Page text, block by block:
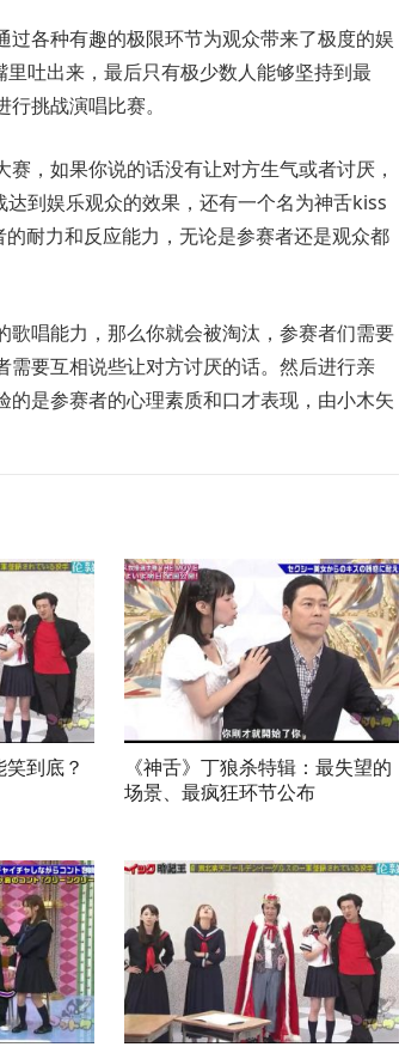
各种有趣的极限环节为观众带来了极度的娱
吐出来，最后只有极少数人能够坚持到最
挑战演唱比赛。
，如果你说的话没有让对方生气或者讨厌，
到娱乐观众的效果，还有一个名为神舌kiss
耐力和反应能力，无论是参赛者还是观众都
唱能力，那么你就会被淘汰，参赛者们需要
要互相说些让对方讨厌的话。然后进行亲
是参赛者的心理素质和口才表现，由小木矢
到底？
《神舌》丁狼杀特辑：最失望的
场景、最疯狂环节公布